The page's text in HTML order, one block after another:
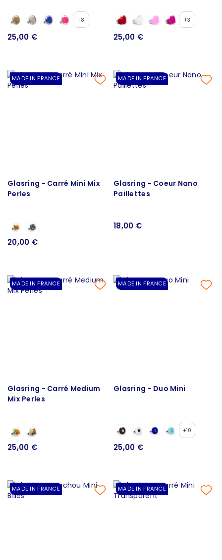
+8
25,00 €
+3
25,00 €
MADE IN FRANCE
Glasring - Carré Mini Mix
Perles
20,00 €
MADE IN FRANCE
Glasring - Coeur Nano
Paillettes
18,00 €
MADE IN FRANCE
Glasring - Carré Medium
Mix Perles
25,00 €
MADE IN FRANCE
Glasring - Duo Mini
+10
25,00 €
MADE IN FRANCE MADE IN FRANCE